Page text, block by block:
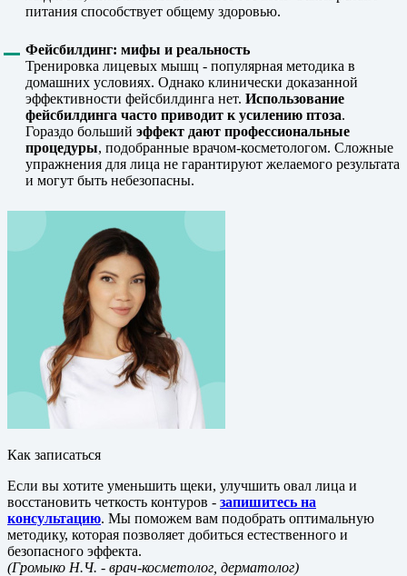
питания способствует общему здоровью.
Фейсбилдинг: мифы и реальность
Тренировка лицевых мышц - популярная методика в
домашних условиях. Однако клинически доказанной
эффективности фейсбилдинга нет. Использование
фейсбилдинга часто приводит к усилению птоза.
Гораздо больший эффект дают профессиональные
процедуры, подобранные врачом-косметологом. Сложные
упражнения для лица не гарантируют желаемого результата
и могут быть небезопасны.
Как записаться
Если вы хотите уменьшить щеки, улучшить овал лица и
восстановить четкость контуров - запишитесь на
консультацию. Мы поможем вам подобрать оптимальную
методику, которая позволяет добиться естественного и
безопасного эффекта.
(Громыко Н.Ч. - врач-косметолог, дерматолог)